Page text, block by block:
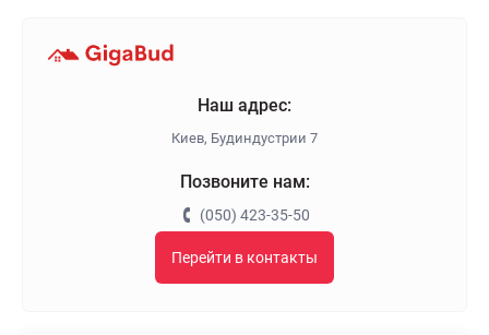
Наш адрес:
Киев, Будиндустрии 7
Позвоните нам:
(050) 423-35-50
Перейти в контакты